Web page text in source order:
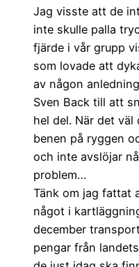
Jag visste att de
inte skulle palla
fjärde i vår grupp
som lovade att
av någon
Sven Back till att
hel del. När det
benen på ryggen
och inte avslöjar
problem…
Tänk om jag fattat
något i
december
pengar från